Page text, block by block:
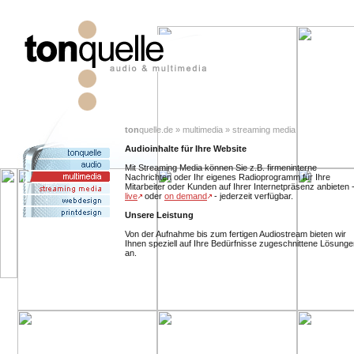
tonquelle.de » multimedia » streaming media
Audioinhalte für Ihre Website
Mit Streaming Media können Sie z.B. firmeninterne
Nachrichten oder Ihr eigenes Radioprogramm für Ihre
Mitarbeiter oder Kunden auf Ihrer Internetpräsenz anbieten -
live
oder on demand
- jederzeit verfügbar.
Unsere Leistung
Von der Aufnahme bis zum fertigen Audiostream bieten wir
Ihnen speziell auf Ihre Bedürfnisse zugeschnittene
an.